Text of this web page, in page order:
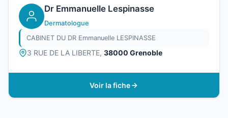
Dr Emmanuelle Lespinasse
Dermatologue
CABINET DU DR Emmanuelle LESPINASSE
3 RUE DE LA LIBERTE, 38000 Grenoble
Voir la fiche